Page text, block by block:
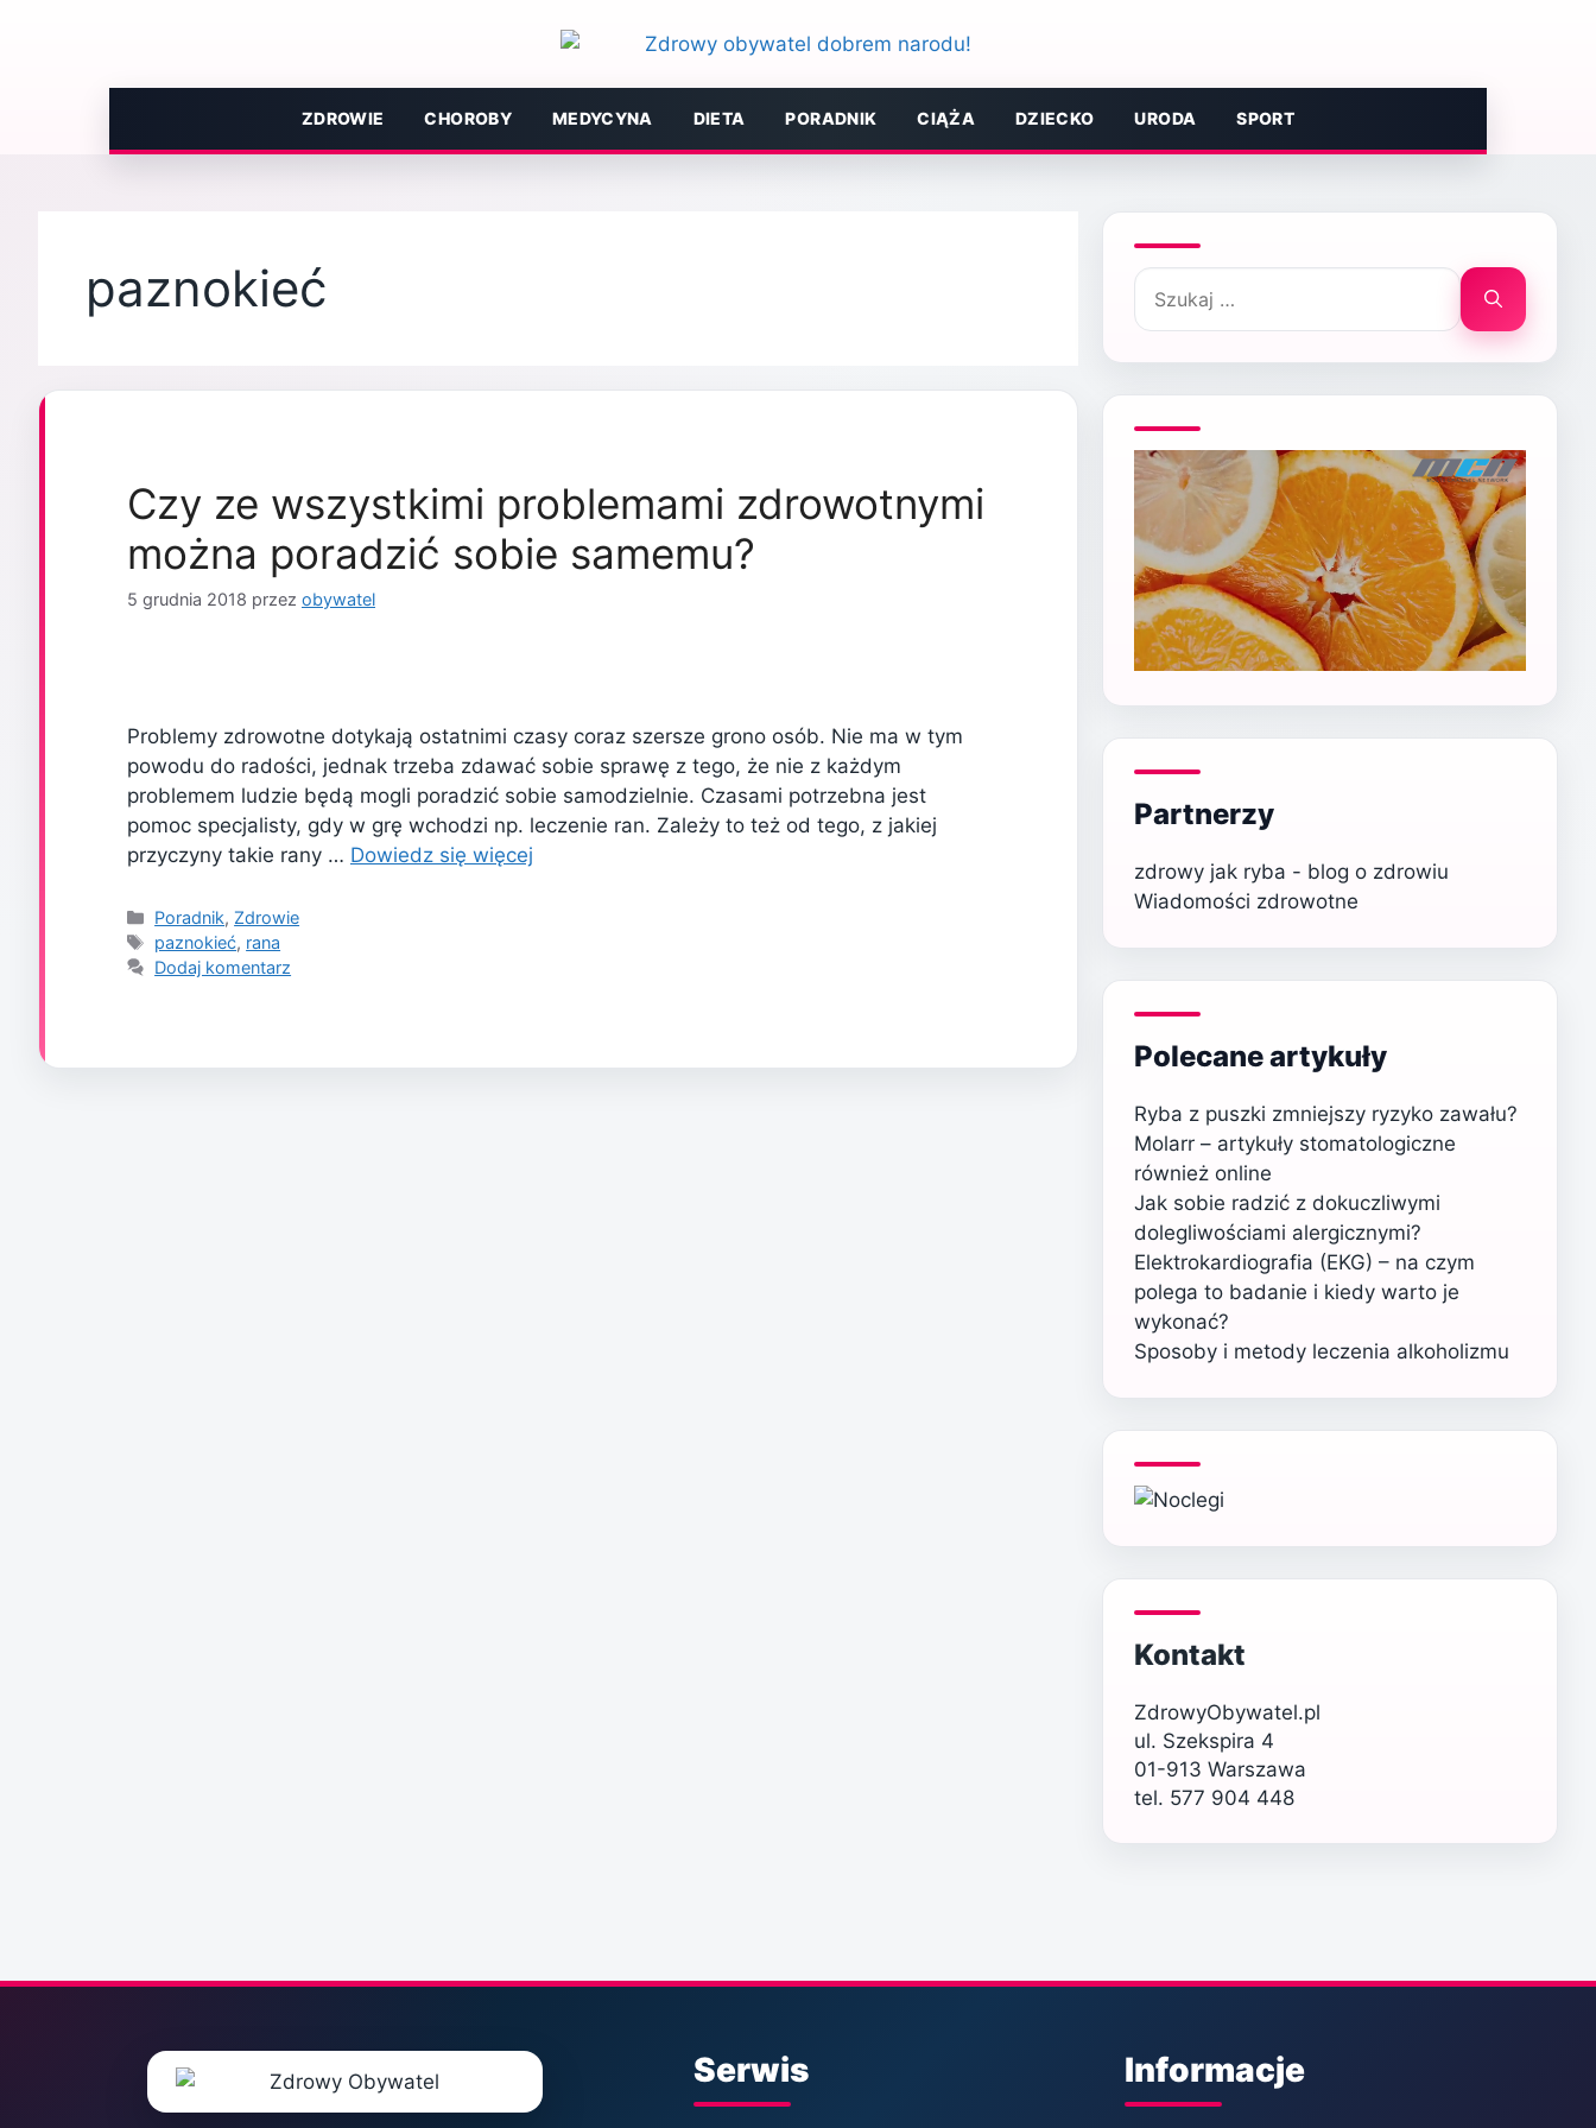
ZDROWIE CHOROBY MEDYCYNA DIETA PORADNIK CIĄŻA DZIECKO URODA SPORT
paznokieć
Czy ze wszystkimi problemami zdrowotnymi
można poradzić sobie samemu?
5 grudnia 2018 przez obywatel
Problemy zdrowotne dotykają ostatnimi czasy coraz szersze grono osób. Nie ma w tym
powodu do radości, jednak trzeba zdawać sobie sprawę z tego, że nie z każdym
problemem ludzie będą mogli poradzić sobie samodzielnie. Czasami potrzebna jest
pomoc specjalisty, gdy w grę wchodzi np. leczenie ran. Zależy to też od tego, z jakiej
przyczyny takie rany … Dowiedz się więcej
Kategorie
Poradnik, Zdrowie
Tagi
paznokieć, rana
Dodaj komentarz
Szukaj:
Partnerzy
zdrowy jak ryba - blog o zdrowiu
Wiadomości zdrowotne
Polecane artykuły
Ryba z puszki zmniejszy ryzyko zawału?
Molarr – artykuły stomatologiczne
również online
Jak sobie radzić z dokuczliwymi
dolegliwościami alergicznymi?
Elektrokardiografia (EKG) – na czym
polega to badanie i kiedy warto je
wykonać?
Sposoby i metody leczenia alkoholizmu
Kontakt
ZdrowyObywatel.pl
ul. Szekspira 4
01-913 Warszawa
tel. 577 904 448
Serwis Informacje